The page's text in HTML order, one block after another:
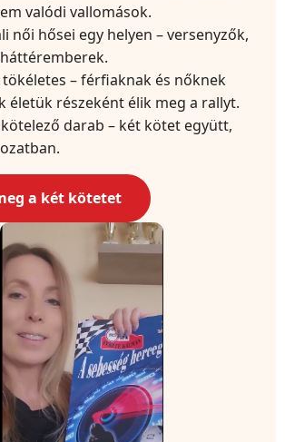
valódi vallomások.
női hősei egy helyen – versenyzők,
– férfiaknak és nőknek
életük részeként élik meg a rallyt.
darab – két kötet együtt,
a két kötetet